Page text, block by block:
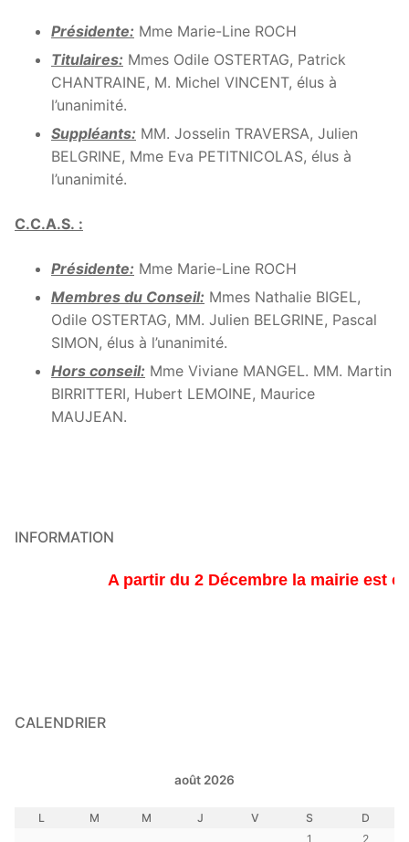
Présidente: Mme Marie-Line ROCH
Titulaires: Mmes Odile OSTERTAG, Patrick
CHANTRAINE, M. Michel VINCENT, élus à
l’unanimité.
Suppléants: MM. Josselin TRAVERSA, Julien
BELGRINE, Mme Eva PETITNICOLAS, élus à
l’unanimité.
C.C.A.S. :
Présidente: Mme Marie-Line ROCH
Membres du Conseil: Mmes Nathalie BIGEL,
Odile OSTERTAG, MM. Julien BELGRINE, Pascal
SIMON, élus à l’unanimité.
Hors conseil: Mme Viviane MANGEL. MM. Martin
BIRRITTERI, Hubert LEMOINE, Maurice
MAUJEAN.
INFORMATION
A partir du 2 Décembre la mairie est
CALENDRIER
août 2026
L M M J V S
D
1
2